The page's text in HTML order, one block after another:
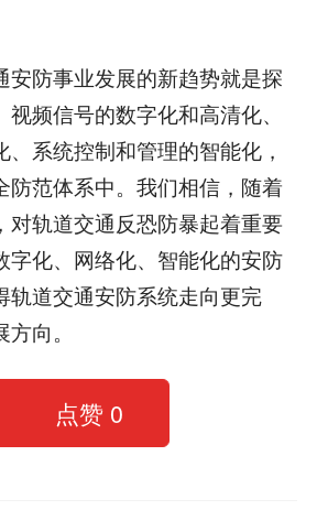
防事业发展的新趋势就是探
频信号的数字化和高清化、
系统控制和管理的智能化，
防范体系中。我们相信，随着
对轨道交通反恐防暴起着重要
字化、网络化、智能化的安防
轨道交通安防系统走向更完
向。
点赞 0